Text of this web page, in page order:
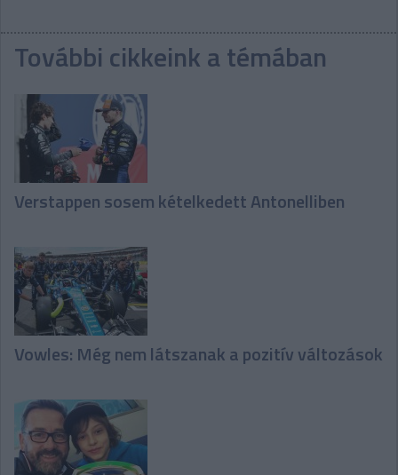
További cikkeink a témában
Verstappen sosem kételkedett Antonelliben
Vowles: Még nem látszanak a pozitív változások